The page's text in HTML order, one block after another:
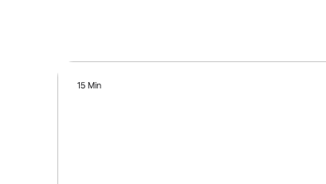
15 Min